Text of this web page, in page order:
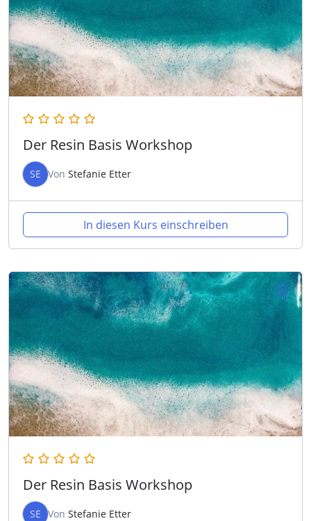
Der Resin Basis Workshop
SE Von Stefanie Etter
In diesen Kurs einschreiben
Der Resin Basis Workshop
SE Von Stefanie Etter